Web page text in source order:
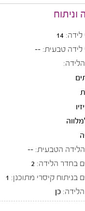
וניתוח
14
טבעית: --
הלידה הטבעית: --
בחדר הלידה: 2
בניתוח קיסרי מתוכנן: 1
כן